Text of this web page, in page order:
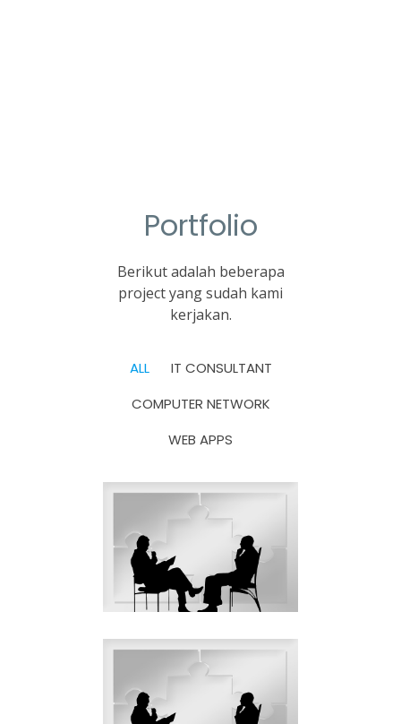
Portfolio
Berikut adalah beberapa
project yang sudah kami
kerjakan.
ALL
IT CONSULTANT
COMPUTER NETWORK
WEB APPS